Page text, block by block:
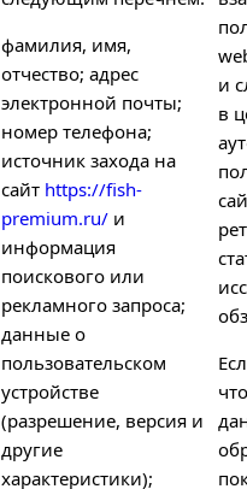
фамилия, имя,
отчество; адрес
электронной почты;
номер телефона;
источник захода на
сайт https://fish-
premium.ru/ и
информация
поискового или
рекламного запроса;
данные о
пользовательском
устройстве
(разрешение, версия и
другие
характеристики);
и
в